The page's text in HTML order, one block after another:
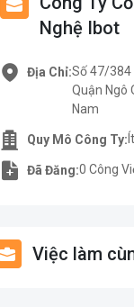
Nghệ Ibot
Địa Chỉ:Số 47/384
Quận Ngô
Nam
Quy Mô Công Ty:
Đã Đăng:0 Công
Việc làm